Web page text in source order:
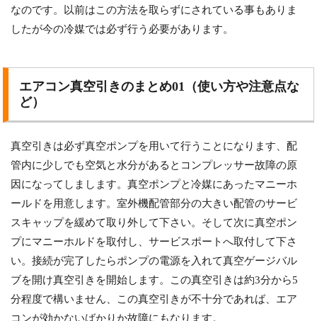
なのです。以前はこの方法を取らずにされている事もありま
したが今の冷媒では必ず行う必要があります。
エアコン真空引きのまとめ01（使い方や注意点な
ど）
真空引きは必ず真空ポンプを用いて行うことになります、配
管内に少しでも空気と水分があるとコンプレッサー故障の原
因になってしまします。真空ポンプと冷媒にあったマニーホ
ールドを用意します。室外機配管部分の大きい配管のサービ
スキャップを緩めて取り外して下さい。そして次に真空ポン
プにマニーホルドを取付し、サービスポートへ取付して下さ
い。接続が完了したらポンプの電源を入れて真空ゲージバル
ブを開け真空引きを開始します。この真空引きは約3分から5
分程度で構いません、この真空引きが不十分であれば、エア
コンが効かないばかりか故障にもなります。